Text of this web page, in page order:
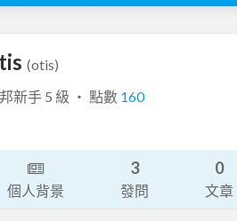
(otis)
新手 5 級 ‧ 點數 160
個人背景
3
發問
0
文章